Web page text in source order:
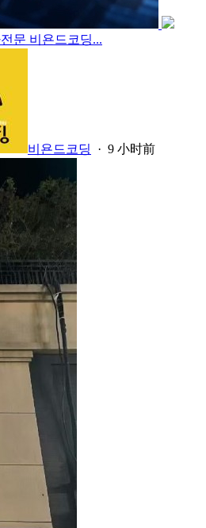
문 비욘드코딩...
비욘드코딩 · 9 小时前